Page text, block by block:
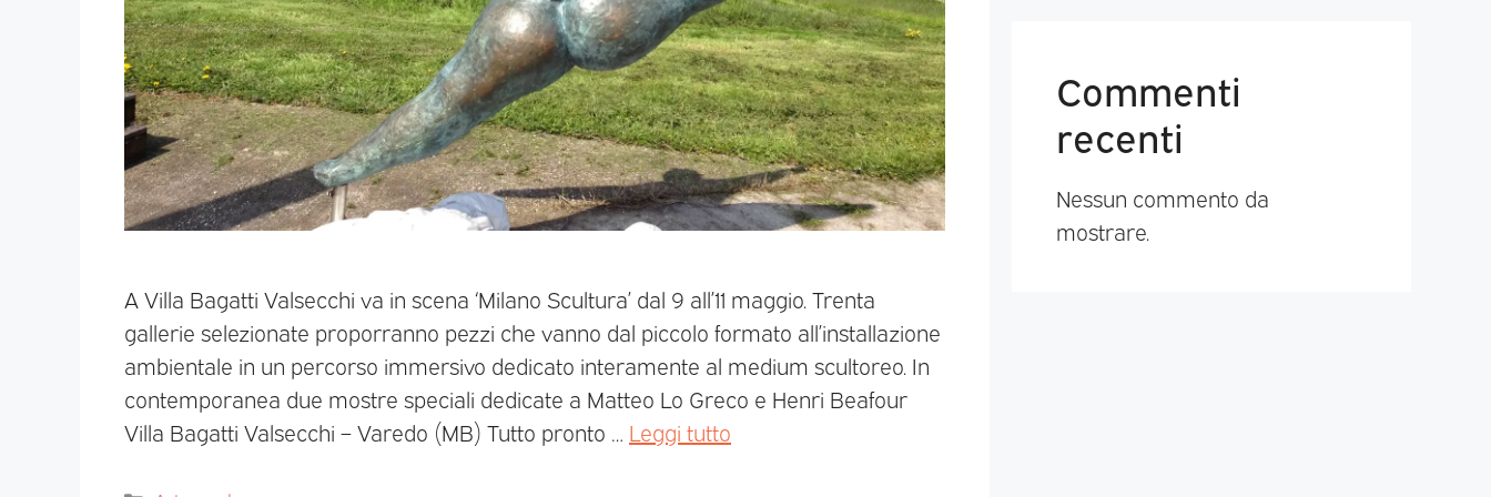
A Villa Bagatti Valsecchi va in scena ‘Milano Scultura’ dal 9 all’11 maggio. Trenta
gallerie selezionate proporranno pezzi che vanno dal piccolo formato all’installazione
ambientale in un percorso immersivo dedicato interamente al medium scultoreo. In
contemporanea due mostre speciali dedicate a Matteo Lo Greco e Henri Beafour
Villa Bagatti Valsecchi – Varedo (MB) Tutto pronto … Leggi tutto
Commenti
recenti
Nessun commento da
mostrare.